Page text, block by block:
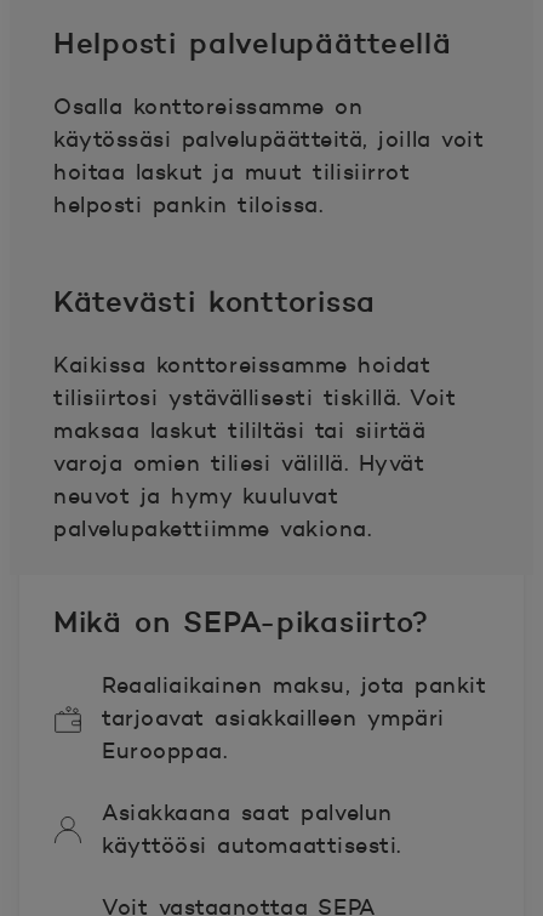
Helposti palvelupäätteellä
Osalla konttoreissamme on
käytössäsi palvelupäätteitä, joilla voit
hoitaa laskut ja muut tilisiirrot
helposti pankin tiloissa.
Kätevästi konttorissa
Kaikissa konttoreissamme hoidat
tilisiirtosi ystävällisesti tiskillä. Voit
maksaa laskut tililtäsi tai siirtää
varoja omien tiliesi välillä. Hyvät
neuvot ja hymy kuuluvat
palvelupakettiimme vakiona.
Mikä on SEPA-pikasiirto?
Reaaliaikainen maksu, jota pankit
tarjoavat asiakkailleen ympäri
Eurooppaa.
Asiakkaana saat palvelun
käyttöösi automaattisesti.
Voit vastaanottaa SEPA